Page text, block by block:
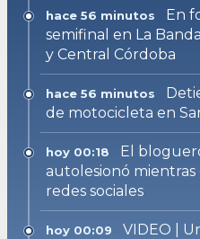
hace 56 minutos
En
semifinal en La
y Central Córdoba
hace 56 minutos
de motocicleta en
hoy 00:18
El
autolesionó
redes sociales
hoy 00:09
VIDEO |